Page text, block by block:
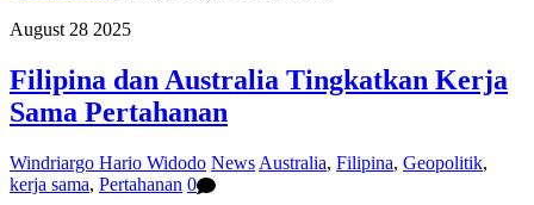
August 28 2025
Filipina dan Australia Tingkatkan Kerja
Sama Pertahanan
Windriargo Hario Widodo News Australia, Filipina, Geopolitik,
kerja sama, Pertahanan 0